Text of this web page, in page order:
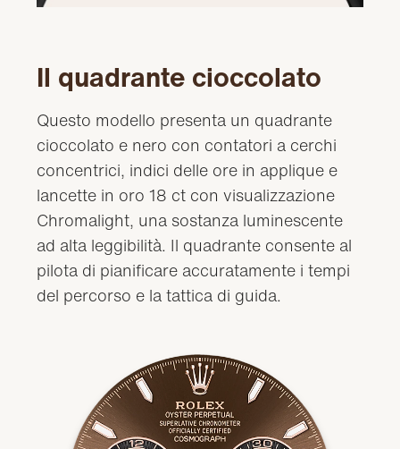
Il quadrante cioccolato
Questo modello presenta un quadrante
cioccolato e nero con contatori a cerchi
concentrici, indici delle ore in applique e
lancette in oro 18 ct con visualizzazione
Chromalight, una sostanza luminescente
ad alta leggibilità. Il quadrante consente al
pilota di pianificare accuratamente i tempi
del percorso e la tattica di guida.